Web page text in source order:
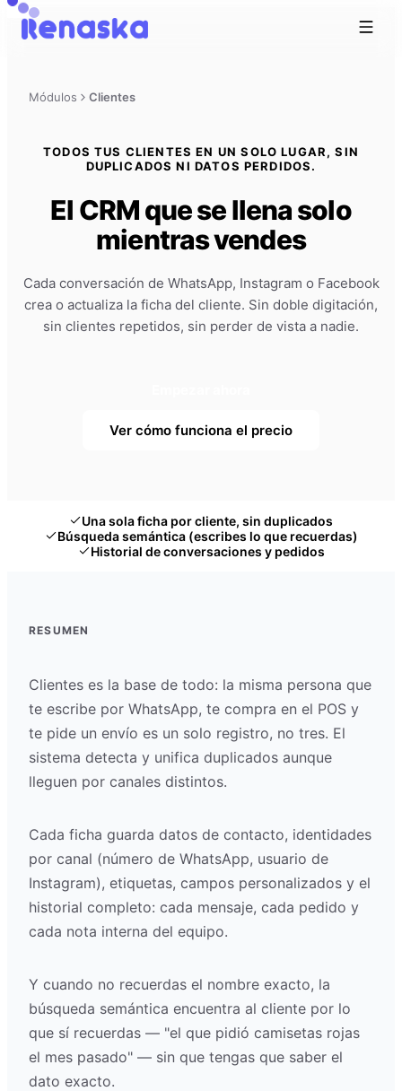
Módulos Clientes
TODOS TUS CLIENTES EN UN SOLO LUGAR, SIN
DUPLICADOS NI DATOS PERDIDOS.
El CRM que se llena solo
mientras vendes
Cada conversación de WhatsApp, Instagram o Facebook
crea o actualiza la ficha del cliente. Sin doble digitación,
sin clientes repetidos, sin perder de vista a nadie.
Ver cómo funciona el precio
Una sola ficha por cliente, sin duplicados
Búsqueda semántica (escribes lo que recuerdas)
Historial de conversaciones y pedidos
RESUMEN
Clientes es la base de todo: la misma persona que
te escribe por WhatsApp, te compra en el POS y
te pide un envío es un solo registro, no tres. El
sistema detecta y unifica duplicados aunque
lleguen por canales distintos.
Cada ficha guarda datos de contacto, identidades
por canal (número de WhatsApp, usuario de
Instagram), etiquetas, campos personalizados y el
historial completo: cada mensaje, cada pedido y
cada nota interna del equipo.
Y cuando no recuerdas el nombre exacto, la
búsqueda semántica encuentra al cliente por lo
que sí recuerdas — "el que pidió camisetas rojas
el mes pasado" — sin que tengas que saber el
dato exacto.